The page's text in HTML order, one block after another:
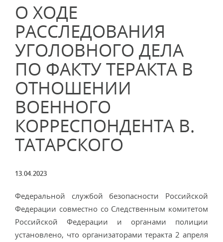
О ХОДЕ
РАССЛЕДОВАНИЯ
УГОЛОВНОГО ДЕЛА
ПО ФАКТУ ТЕРАКТА В
ОТНОШЕНИИ
ВОЕННОГО
КОРРЕСПОНДЕНТА В.
ТАТАРСКОГО
13.04.2023
Федеральной службой безопасности Российской
Федерации совместно со Следственным комитетом
Российской Федерации и органами полиции
установлено, что организаторами теракта 2 апреля